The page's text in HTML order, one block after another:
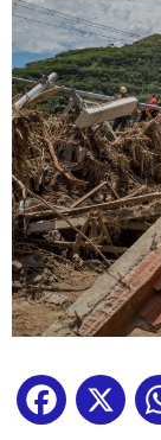
Facebook
X